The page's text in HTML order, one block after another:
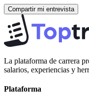
Compartir mi entrevista
La plataforma de carrera
salarios, experiencias y
Plataforma